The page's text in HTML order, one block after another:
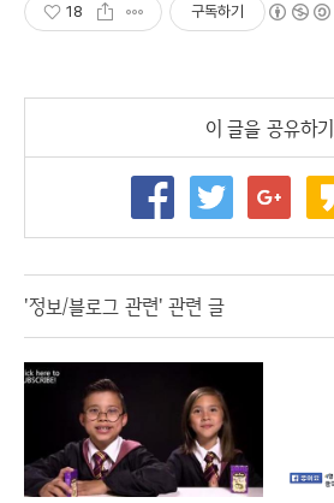
18 구독하기
이 글을 공유하기
'정보/블로그 관련' 관련 글